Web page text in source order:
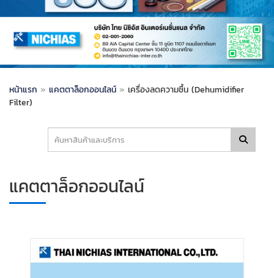
หน้าแรก » แคตตาล็อกออนไลน์ » เครื่องลดความชื้น (Dehumidifier
Filter)
แคตตาล็อกออนไลน์